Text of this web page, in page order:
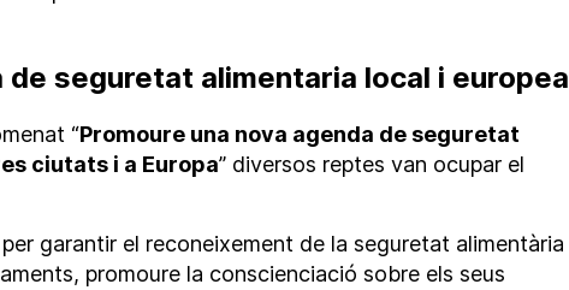
de seguretat alimentaria local i europea
“Promoure una nova agenda de seguretat
ciutats i a Europa” diversos reptes van ocupar el
garantir el reconeixement de la seguretat alimentària
promoure la conscienciació sobre els seus